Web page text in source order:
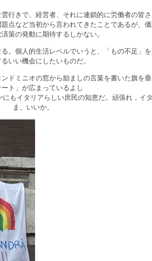
行きで、経営者、それに連鎖的に労働者の皆
点など当初から言われてきたことであるが、
策の発動に期待するしかない。
。個人的生活レベルでいうと、「もの不足」
いい機会にしたいものだ。
ドミニオの窓から励ましの言葉を書いた旗を
ト」が広まっているよし
もイタリアらしい庶民の知恵だ。頑張れ，イ
ま、いいか。